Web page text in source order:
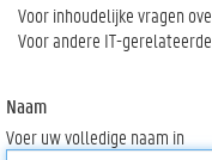
Voor inhoudelijke vragen
Voor andere IT-
Naam
Voer uw volledige naam in